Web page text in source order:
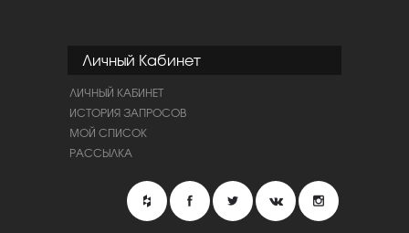
Личный Кабинет
ЛИЧНЫЙ КАБИНЕТ
ИСТОРИЯ ЗАПРОСОВ
МОЙ СПИСОК
РАССЫЛКА